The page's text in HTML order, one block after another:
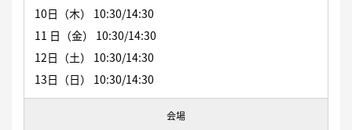
10日（木） 10:30/14:30
11 日（金） 10:30/14:30
12日（土） 10:30/14:30
13日（日） 10:30/14:30
会場